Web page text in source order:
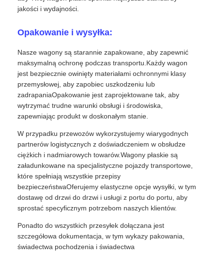
jakości i wydajności.
Opakowanie i wysyłka:
Nasze wagony są starannie zapakowane, aby zapewnić
maksymalną ochronę podczas transportu.Każdy wagon
jest bezpiecznie owinięty materiałami ochronnymi klasy
przemysłowej, aby zapobiec uszkodzeniu lub
zadrapaniaOpakowanie jest zaprojektowane tak, aby
wytrzymać trudne warunki obsługi i środowiska,
zapewniając produkt w doskonałym stanie.
W przypadku przewozów wykorzystujemy wiarygodnych
partnerów logistycznych z doświadczeniem w obsłudze
ciężkich i nadmiarowych towarów.Wagony płaskie są
załadunkowane na specjalistyczne pojazdy transportowe,
które spełniają wszystkie przepisy
bezpieczeństwaOferujemy elastyczne opcje wysyłki, w tym
dostawę od drzwi do drzwi i usługi z portu do portu, aby
sprostać specyficznym potrzebom naszych klientów.
Ponadto do wszystkich przesyłek dołączana jest
szczegółowa dokumentacja, w tym wykazy pakowania,
świadectwa pochodzenia i świadectwa